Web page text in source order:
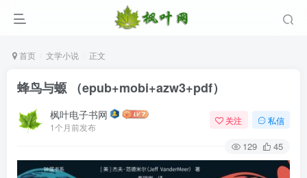
首页 文学小说 正文
蜂鸟与螈 （epub+mobi+azw3+pdf）
枫叶电子书网
1个月前发布
关注 私信
129 45